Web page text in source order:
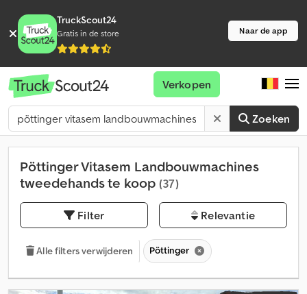
TruckScout24
Gratis in de store Naar de app
Zoeken
Verkopen
Pöttinger Vitasem Landbouwmachines
tweedehands te koop (37)
Filter Relevantie
Alle filters verwijderen Pöttinger